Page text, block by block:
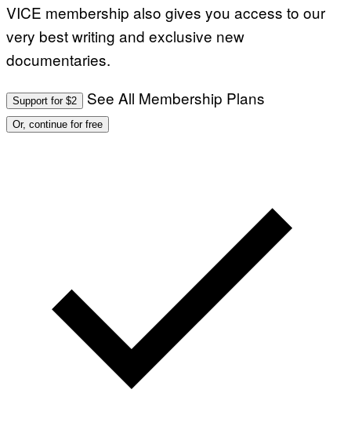
VICE membership also gives you access to our
very best writing and exclusive new
documentaries.
Support for $2 See All Membership Plans
Or, continue for free